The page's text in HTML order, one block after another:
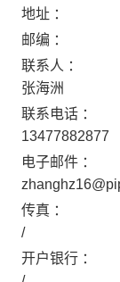
地址 ：
邮编 ：
联系人 ：
张海洲
联系电话 ：
13477882877
电子邮件 ：
传真 ：
/
开户银行 ：